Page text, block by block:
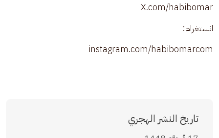
X.com/habibomar
انستغرام:
instagram.com/habibomarcom
تاريخ النشر الهجري